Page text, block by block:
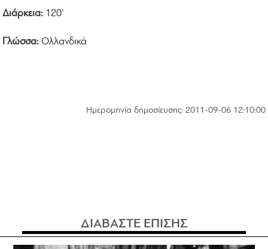
Διάρκεια: 120'
Γλώσσα: Ολλανδικά
Hμερομηνία δημοσίευσης: 2011-09-06 12:10:00
ΔΙΑΒΑΣΤΕ ΕΠΙΣΗΣ